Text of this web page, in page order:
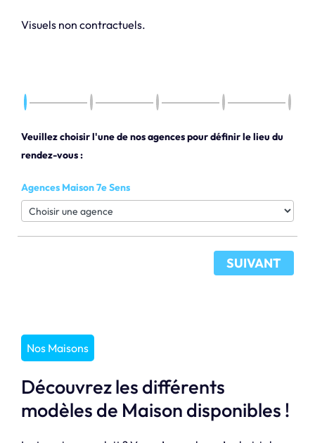
Visuels non contractuels.
Veuillez choisir l'une de nos agences pour définir le lieu du
rendez-vous :
Agences Maison 7e Sens
SUIVANT
Nos Maisons
Découvrez les différents
modèles de Maison disponibles !